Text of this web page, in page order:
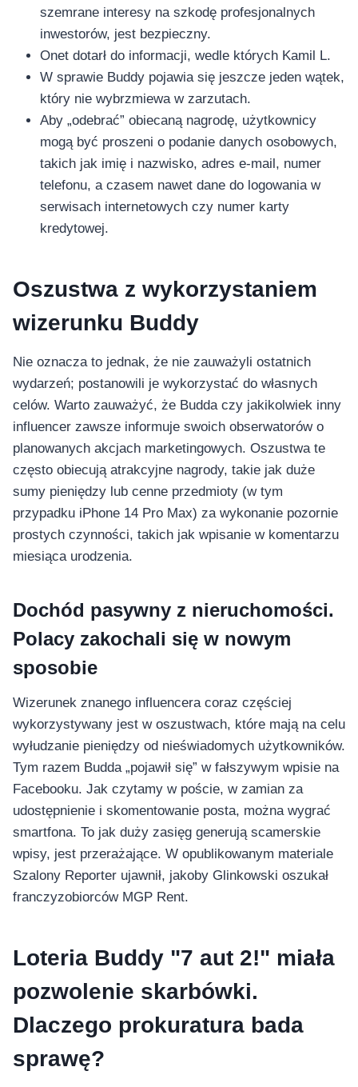
szemrane interesy na szkodę profesjonalnych
inwestorów, jest bezpieczny.
Onet dotarł do informacji, wedle których Kamil L.
W sprawie Buddy pojawia się jeszcze jeden wątek,
który nie wybrzmiewa w zarzutach.
Aby „odebrać” obiecaną nagrodę, użytkownicy
mogą być proszeni o podanie danych osobowych,
takich jak imię i nazwisko, adres e-mail, numer
telefonu, a czasem nawet dane do logowania w
serwisach internetowych czy numer karty
kredytowej.
Oszustwa z wykorzystaniem
wizerunku Buddy
Nie oznacza to jednak, że nie zauważyli ostatnich
wydarzeń; postanowili je wykorzystać do własnych
celów. Warto zauważyć, że Budda czy jakikolwiek inny
influencer zawsze informuje swoich obserwatorów o
planowanych akcjach marketingowych. Oszustwa te
często obiecują atrakcyjne nagrody, takie jak duże
sumy pieniędzy lub cenne przedmioty (w tym
przypadku iPhone 14 Pro Max) za wykonanie pozornie
prostych czynności, takich jak wpisanie w komentarzu
miesiąca urodzenia.
Dochód pasywny z nieruchomości.
Polacy zakochali się w nowym
sposobie
Wizerunek znanego influencera coraz częściej
wykorzystywany jest w oszustwach, które mają na celu
wyłudzanie pieniędzy od nieświadomych użytkowników.
Tym razem Budda „pojawił się” w fałszywym wpisie na
Facebooku. Jak czytamy w poście, w zamian za
udostępnienie i skomentowanie posta, można wygrać
smartfona. To jak duży zasięg generują scamerskie
wpisy, jest przerażające. W opublikowanym materiale
Szalony Reporter ujawnił, jakoby Glinkowski oszukał
franczyzobiorców MGP Rent.
Loteria Buddy "7 aut 2!" miała
pozwolenie skarbówki.
Dlaczego prokuratura bada
sprawę?